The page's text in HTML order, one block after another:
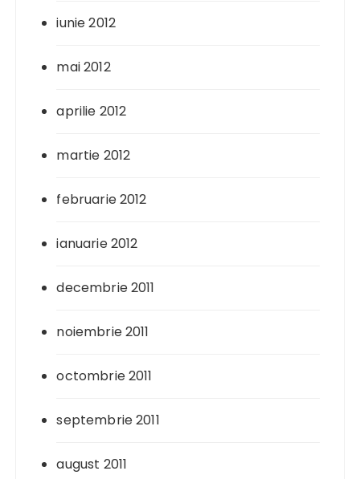
iunie 2012
mai 2012
aprilie 2012
martie 2012
februarie 2012
ianuarie 2012
decembrie 2011
noiembrie 2011
octombrie 2011
septembrie 2011
august 2011